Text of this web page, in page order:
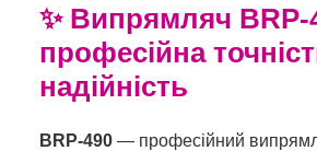
✨ Випрямляч
професійна
надійність
BRP-490 — професійний